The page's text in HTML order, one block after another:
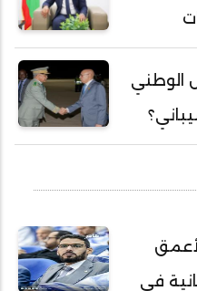
الوطني
في